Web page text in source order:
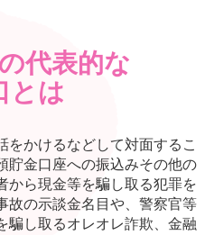
代表的な
とは
をかけるなどして対面するこ
貯金口座への振込みその他の
から現金等を騙し取る犯罪を
故の示談金名目や、警察官等
騙し取るオレオレ詐欺、金融